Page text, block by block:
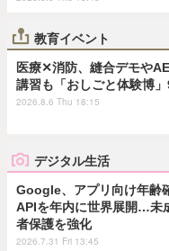
教育イベント
医療✕消防、縫合デモや
講習も「おしごと体験博
2026.8.6 Thu 18:15
デジタル生活
Google、アプリ向け年齢
APIを年内に世界展開…未
者保護を強化
2026.7.31 Fri 13:45